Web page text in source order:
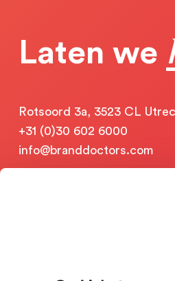
Laten we
Rotsoord 3a, 3523 CL
+31 (0)30 602 6000
info@branddoctors.com